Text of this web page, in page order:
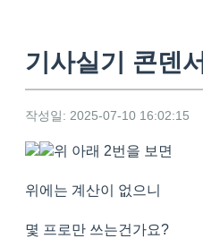
기사실기 콘덴서
작성일: 2025-07-10 16:02:15
위 아래 2번을 보면
위에는 계산이 없으니
몇 프로만 쓰는건가요?